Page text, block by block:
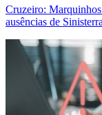
Cruzeiro:
ausências de